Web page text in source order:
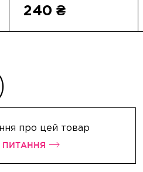
240 ₴
про цей товар
ПИТАННЯ